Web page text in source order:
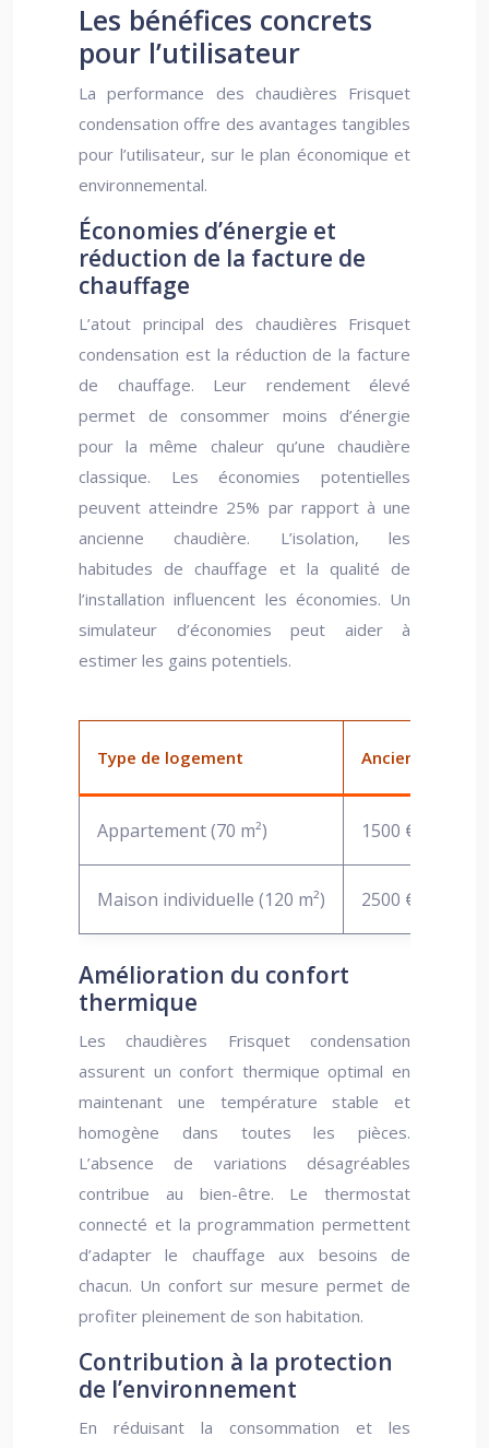
Les bénéfices concrets
pour l’utilisateur
La performance des chaudières Frisquet
condensation offre des avantages tangibles
pour l’utilisateur, sur le plan économique et
environnemental.
Économies d’énergie et
réduction de la facture de
chauffage
L’atout principal des chaudières Frisquet
condensation est la réduction de la facture
de chauffage. Leur rendement élevé
permet de consommer moins d’énergie
pour la même chaleur qu’une chaudière
classique. Les économies potentielles
peuvent atteindre 25% par rapport à une
ancienne chaudière. L’isolation, les
habitudes de chauffage et la qualité de
l’installation influencent les économies. Un
simulateur d’économies peut aider à
estimer les gains potentiels.
Type de logement Ancienne
Appartement (70 m²) 1500 €
Maison individuelle (120 m²) 2500 €
Amélioration du confort
thermique
Les chaudières Frisquet condensation
assurent un confort thermique optimal en
maintenant une température stable et
homogène dans toutes les pièces.
L’absence de variations désagréables
contribue au bien-être. Le thermostat
connecté et la programmation permettent
d’adapter le chauffage aux besoins de
chacun. Un confort sur mesure permet de
profiter pleinement de son habitation.
Contribution à la protection
de l’environnement
En réduisant la consommation et les